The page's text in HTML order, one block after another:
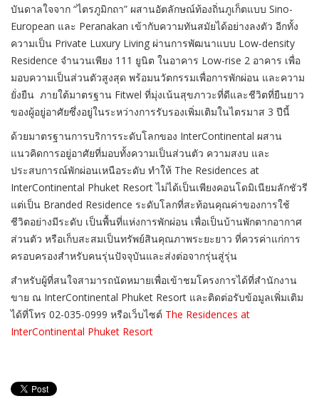
บันดาลใจจาก “ไตรภูมิกถา” ผสานอัตลักษณ์ท้องถิ่นภูเก็ตแบบ Sino-
European และ Peranakan เข้ากับความทันสมัยได้อย่างลงตัว อีกทั้ง
ความเป็น Private Luxury Living ผ่านการพัฒนาแบบ Low-density
Residence จำนวนเพียง 111 ยูนิต ในอาคาร Low-rise 2 อาคาร เพื่อ
มอบความเป็นส่วนตัวสูงสุด พร้อมนวัตกรรมเพื่อการพักผ่อน และความ
ยั่งยืน ภายใต้มาตรฐาน Fitwel ที่มุ่งเน้นสุขภาวะที่ดีและชีวิตที่ยืนยาว
ของผู้อยู่อาศัยซึ่งอยู่ในระหว่างการรับรองเพิ่มเติมในไตรมาส 3 ปีนี้
ด้วยมาตรฐานการบริการระดับโลกของ InterContinental ผสาน
แนวคิดการอยู่อาศัยที่มอบทั้งความเป็นส่วนตัว ความสงบ และ
ประสบการณ์พักผ่อนเหนือระดับ ทำให้ The Residences at
InterContinental Phuket Resort ไม่ได้เป็นเพียงคอนโดมิเนียมลักชัวรี
แต่เป็น Branded Residence ระดับโลกที่สะท้อนคุณค่าของการใช้
ชีวิตอย่างมีระดับ เป็นพื้นที่แห่งการพักผ่อน เพื่อเป็นบ้านพักตากอากาศ
ส่วนตัว หรือเก็บสะสมเป็นทรัพย์สินคุณภาพระยะยาว ที่ควรค่าแก่การ
ครอบครองสำหรับคนรุ่นปัจจุบันและส่งต่อจากรุ่นสู่รุ่น
สำหรับผู้ที่สนใจสามารถนัดหมายเพื่อเข้าชมโครงการได้ที่สำนักงาน
ขาย ณ InterContinental Phuket Resort และติดต่อรับข้อมูลเพิ่มเติม
ได้ที่โทร 02-035-0999 หรือเว็บไซต์ The Residences at
InterContinental Phuket Resort